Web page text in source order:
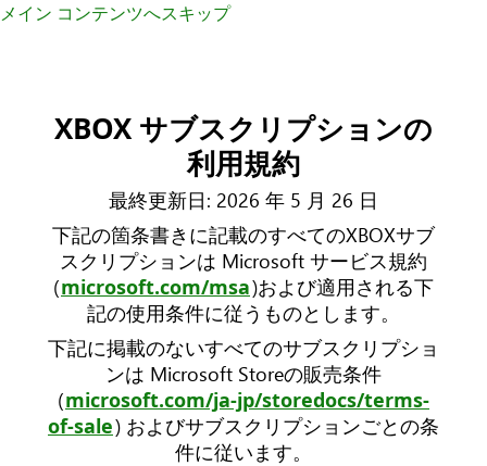
メイン コンテンツへスキップ
XBOX サブスクリプションの
利用規約
最終更新日: 2026 年 5 月 26 日
下記の箇条書きに記載のすべてのXBOXサブ
スクリプションは Microsoft サービス規約
(microsoft.com/msa)および適用される下
記の使用条件に従うものとします。
下記に掲載のないすべてのサブスクリプショ
ンは Microsoft Storeの販売条件
(microsoft.com/ja-jp/storedocs/terms-
of-sale) およびサブスクリプションごとの条
件に従います。